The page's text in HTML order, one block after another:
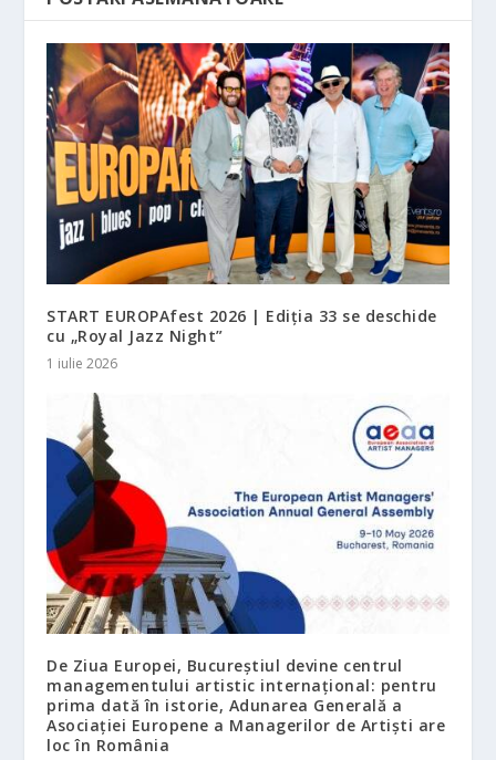
START EUROPAfest 2026 | Ediția 33 se deschide
cu „Royal Jazz Night”
1 iulie 2026
De Ziua Europei, Bucureștiul devine centrul
managementului artistic internațional: pentru
prima dată în istorie, Adunarea Generală a
Asociației Europene a Managerilor de Artiști are
loc în România